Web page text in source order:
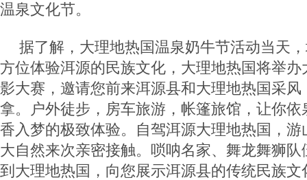
温泉文化节。
据了解，大理地热国温泉奶牛节活动当天
方位体验洱源的民族文化，大理地热国将举
影大赛，邀请您前来洱源县和大理地热国采
拿。户外徒步，房车旅游，帐篷旅馆，让你
香入梦的极致体验。自驾洱源大理地热国，
大自然来次亲密接触。唢呐名家、舞龙舞狮
到大理地热国，向您展示洱源县的传统民族